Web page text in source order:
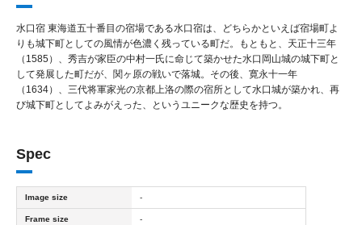
水口宿 東海道五十番目の宿場である水口宿は、どちらかといえば宿場町よ
りも城下町としての風情が色濃く残っている町だ。もともと、天正十三年
（1585）、秀吉が家臣の中村一氏に命じて築かせた水口岡山城の城下町と
して発展した町だが、関ヶ原の戦いで落城。その後、寛永十一年
（1634）、三代将軍家光の京都上洛の際の宿所として水口城が築かれ、再
び城下町としてよみがえった、というユニークな歴史を持つ。
Spec
Image size -
Frame size -